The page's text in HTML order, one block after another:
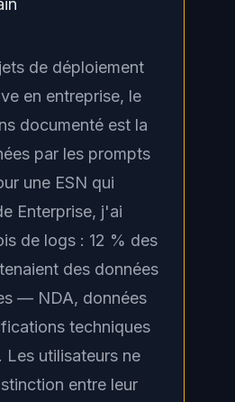
de déploiement
en entreprise, le
documenté est la
par les prompts
une ESN qui
Enterprise, j'ai
de logs : 12 % des
des données
— NDA, données
techniques
Les utilisateurs ne
entre leur